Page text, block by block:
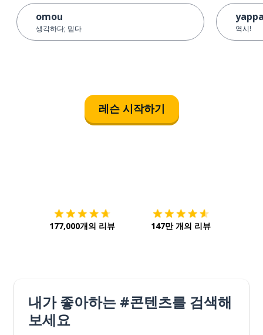
omou
생각하다; 믿다 역시!
레슨 시작하기
177,000개의 리뷰 147만 개의 리뷰
내가 좋아하는 #콘텐츠를 검색해
보세요